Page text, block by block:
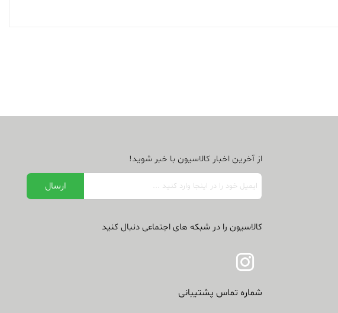
از آخرین اخبار کالاسیون با خبر شوید!
کالاسیون را در شبکه های اجتماعی دنبال کنید
شماره تماس پشتیبانی